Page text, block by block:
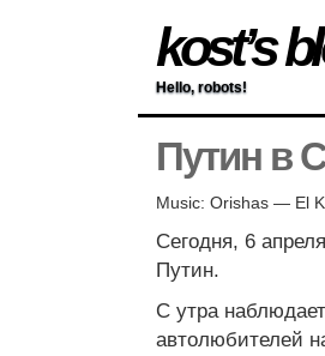
kost’s
Hello, robots!
Путин в
Music: Orishas — El
Сегодня, 6
Путин.
С утра
автолюбителей